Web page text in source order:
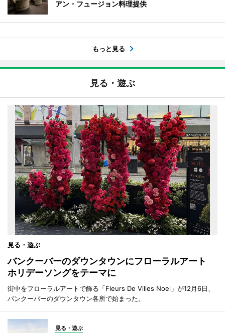
アン・フュージョン料理提供
もっと見る
見る・遊ぶ
見る・遊ぶ
バンクーバーのダウンタウンにフローラルアート
ホリデーソングをテーマに
街中をフローラルアートで飾る「Fleurs De Villes Noel」が12月6日、
バンクーバーのダウンタウン各所で始まった。
見る・遊ぶ